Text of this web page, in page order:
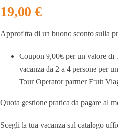
19,00 €
Approfitta di un buono sconto sulla
Coupon 9,00€ per un valore di
vacanza da 2 a 4 persone per
Tour Operator partner Fruit
Quota gestione pratica da pagare al
Scegli la tua vacanza sul catalogo